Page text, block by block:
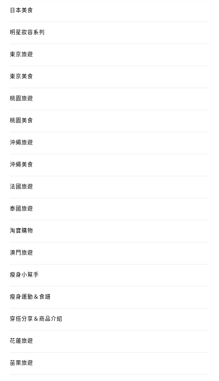
日本美食
明星妝容系列
東京旅遊
東京美食
桃園旅遊
桃園美食
沖繩旅遊
沖繩美食
法國旅遊
泰國旅遊
淘寶購物
澳門旅遊
瘦身小幫手
瘦身運動＆食譜
穿搭分享＆商品介紹
花蓮旅遊
苗栗旅遊